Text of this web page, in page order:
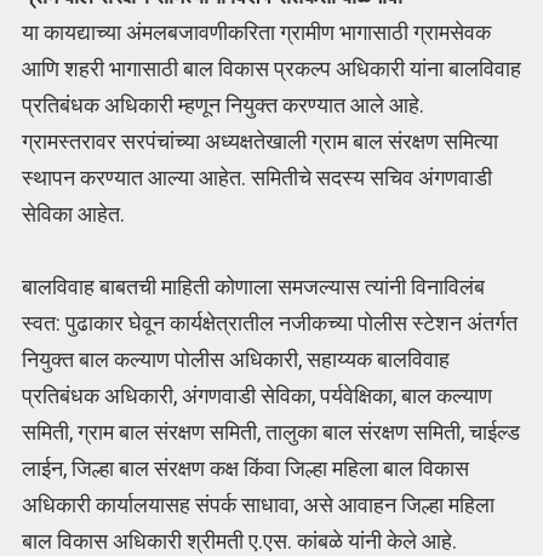
या कायद्याच्या अंमलबजावणीकरिता ग्रामीण भागासाठी ग्रामसेवक
आणि शहरी भागासाठी बाल विकास प्रकल्प अधिकारी यांना बालविवाह
प्रतिबंधक अधिकारी म्हणून नियुक्त करण्यात आले आहे.
ग्रामस्तरावर सरपंचांच्या अध्यक्षतेखाली ग्राम बाल संरक्षण समित्या
स्थापन करण्यात आल्या आहेत. समितीचे सदस्य सचिव अंगणवाडी
सेविका आहेत.
बालविवाह बाबतची माहिती कोणाला समजल्यास त्यांनी विनाविलंब
स्वत: पुढाकार घेवून कार्यक्षेत्रातील नजीकच्या पोलीस स्टेशन अंतर्गत
नियुक्त बाल कल्याण पोलीस अधिकारी, सहाय्यक बालविवाह
प्रतिबंधक अधिकारी, अंगणवाडी सेविका, पर्यवेक्षिका, बाल कल्याण
समिती, ग्राम बाल संरक्षण समिती, तालुका बाल संरक्षण समिती, चाईल्ड
लाईन, जिल्हा बाल संरक्षण कक्ष किंवा जिल्हा महिला बाल विकास
अधिकारी कार्यालयासह संपर्क साधावा, असे आवाहन जिल्हा महिला
बाल विकास अधिकारी श्रीमती ए.एस. कांबळे यांनी केले आहे.